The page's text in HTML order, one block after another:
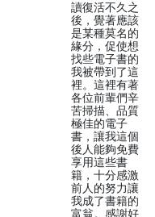
讀復活不久之
後，覺著應該
是某種莫名的
緣分，促使想
找些電子書的
我被帶到了這
裡。這裡有著
各位前輩們辛
苦掃描、品質
極佳的電子
書，讓我這個
後人能夠免費
享用這些書
籍，十分感激
前人的努力讓
我成了書籍的
富翁。感謝好